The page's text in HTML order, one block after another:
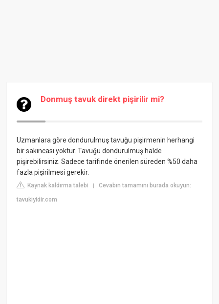
Donmuş tavuk direkt pişirilir mi?
Uzmanlara göre dondurulmuş tavuğu pişirmenin herhangi
bir sakıncası yoktur. Tavuğu dondurulmuş halde
pişirebilirsiniz. Sadece tarifinde önerilen süreden %50 daha
fazla pişirilmesi gerekir.
Kaynak kaldırma talebi |Cevabın tamamını burada okuyun:
tavukiyidir.com